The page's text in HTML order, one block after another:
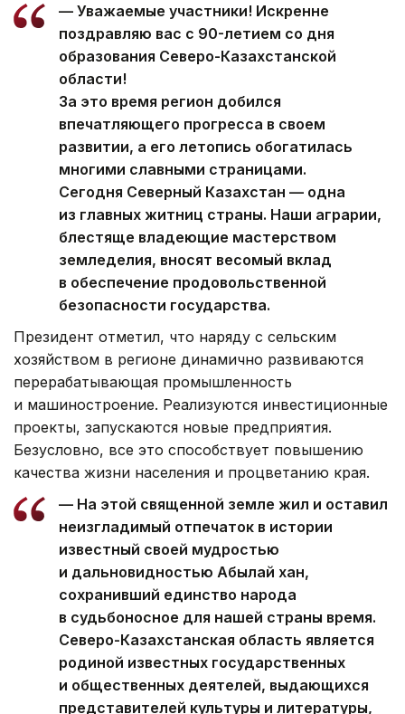
— Уважаемые участники! Искренне
поздравляю вас с 90-летием со дня
образования Северо-Казахстанской
области!
За это время регион добился
впечатляющего прогресса в своем
развитии, а его летопись обогатилась
многими славными страницами.
Сегодня Северный Казахстан — одна
из главных житниц страны. Наши аграрии,
блестяще владеющие мастерством
земледелия, вносят весомый вклад
в обеспечение продовольственной
безопасности государства.
Президент отметил, что наряду с сельским
хозяйством в регионе динамично развиваются
перерабатывающая промышленность
и машиностроение. Реализуются инвестиционные
проекты, запускаются новые предприятия.
Безусловно, все это способствует повышению
качества жизни населения и процветанию края.
— На этой священной земле жил и оставил
неизгладимый отпечаток в истории
известный своей мудростью
и дальновидностью Абылай хан,
сохранивший единство народа
в судьбоносное для нашей страны время.
Северо-Казахстанская область является
родиной известных государственных
и общественных деятелей, выдающихся
представителей культуры и литературы,